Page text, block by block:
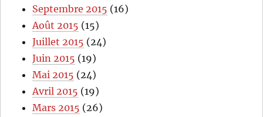
Septembre 2015 (16)
Août 2015 (15)
Juillet 2015 (24)
Juin 2015 (19)
Mai 2015 (24)
Avril 2015 (19)
Mars 2015 (26)